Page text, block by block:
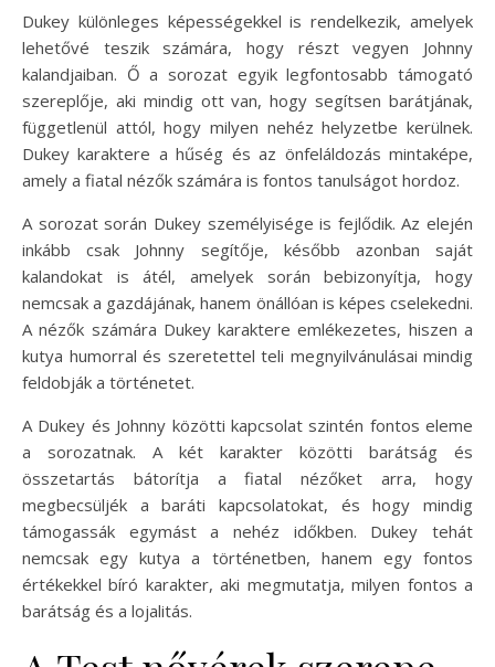
Dukey különleges képességekkel is rendelkezik, amelyek
lehetővé teszik számára, hogy részt vegyen Johnny
kalandjaiban. Ő a sorozat egyik legfontosabb támogató
szereplője, aki mindig ott van, hogy segítsen barátjának,
függetlenül attól, hogy milyen nehéz helyzetbe kerülnek.
Dukey karaktere a hűség és az önfeláldozás mintaképe,
amely a fiatal nézők számára is fontos tanulságot hordoz.
A sorozat során Dukey személyisége is fejlődik. Az elején
inkább csak Johnny segítője, később azonban saját
kalandokat is átél, amelyek során bebizonyítja, hogy
nemcsak a gazdájának, hanem önállóan is képes cselekedni.
A nézők számára Dukey karaktere emlékezetes, hiszen a
kutya humorral és szeretettel teli megnyilvánulásai mindig
feldobják a történetet.
A Dukey és Johnny közötti kapcsolat szintén fontos eleme
a sorozatnak. A két karakter közötti barátság és
összetartás bátorítja a fiatal nézőket arra, hogy
megbecsüljék a baráti kapcsolatokat, és hogy mindig
támogassák egymást a nehéz időkben. Dukey tehát
nemcsak egy kutya a történetben, hanem egy fontos
értékekkel bíró karakter, aki megmutatja, milyen fontos a
barátság és a lojalitás.